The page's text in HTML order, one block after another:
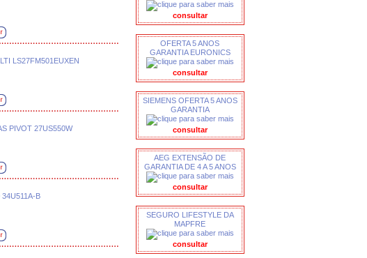
LS27FM501EUXEN
PIVOT 27US550W
B
consultar
OFERTA 5 ANOS
GARANTIA EURONICS
consultar
SIEMENS OFERTA 5 ANOS
GARANTIA
consultar
AEG EXTENSÃO DE
GARANTIA DE 4 A 5 ANOS
consultar
SEGURO LIFESTYLE DA
MAPFRE
consultar